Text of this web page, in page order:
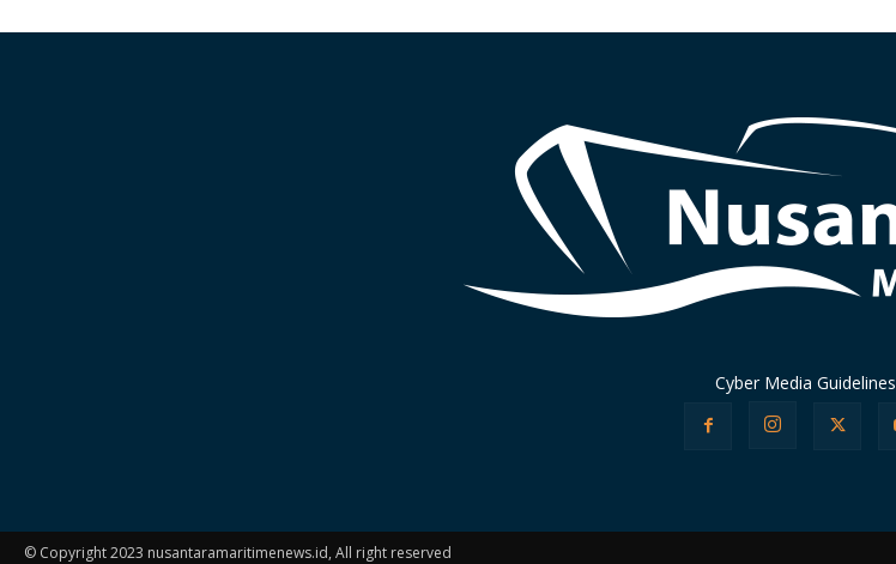
Cyber Media Guidelines
© Copyright 2023 nusantaramaritimenews.id, All right reserved